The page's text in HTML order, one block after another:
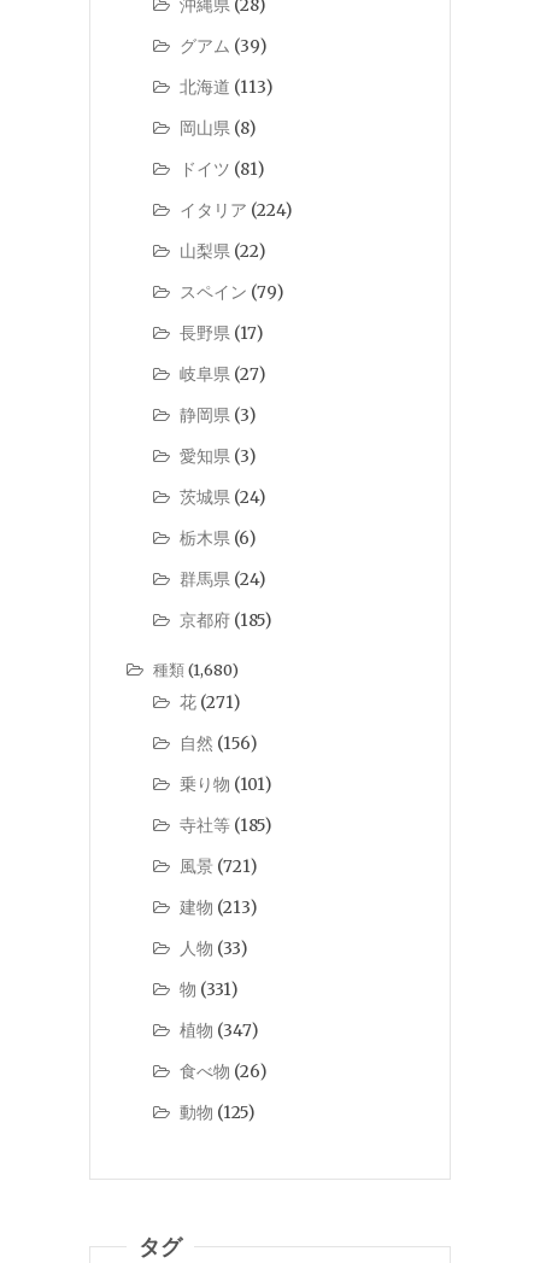
沖縄県 (28)
グアム (39)
北海道 (113)
岡山県 (8)
ドイツ (81)
イタリア (224)
山梨県 (22)
スペイン (79)
長野県 (17)
岐阜県 (27)
静岡県 (3)
愛知県 (3)
茨城県 (24)
栃木県 (6)
群馬県 (24)
京都府 (185)
種類(1,680)
花 (271)
自然 (156)
乗り物 (101)
寺社等 (185)
風景 (721)
建物 (213)
人物 (33)
物 (331)
植物 (347)
食べ物 (26)
動物 (125)
タグ